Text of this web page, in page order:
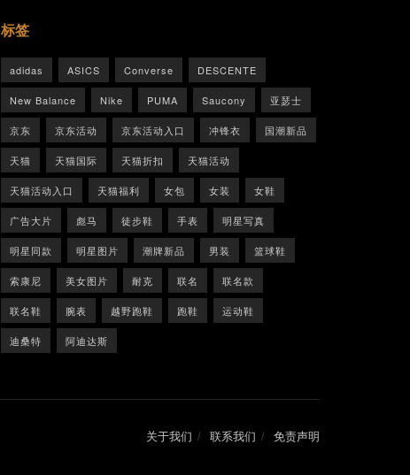
标签
adidas ASICS Converse DESCENTE
New Balance Nike PUMA Saucony 亚瑟士
京东 京东活动 京东活动入口 冲锋衣 国潮新品
天猫 天猫国际 天猫折扣 天猫活动
天猫活动入口 天猫福利 女包 女装 女鞋
广告大片 彪马 徒步鞋 手表 明星写真
明星同款 明星图片 潮牌新品 男装 篮球鞋
索康尼 美女图片 耐克 联名 联名款
联名鞋 腕表 越野跑鞋 跑鞋 运动鞋
迪桑特 阿迪达斯
关于我们 联系我们 免责声明